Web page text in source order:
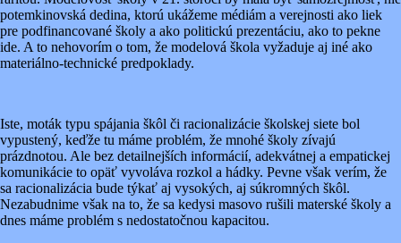
potemkinovská dedina, ktorú ukážeme médiám a verejnosti ako liek
pre podfinancované školy a ako politickú prezentáciu, ako to pekne
ide. A to nehovorím o tom, že modelová škola vyžaduje aj iné ako
materiálno-technické predpoklady.
Iste, moták typu spájania škôl či racionalizácie školskej siete bol
vypustený, keďže tu máme problém, že mnohé školy zívajú
prázdnotou. Ale bez detailnejších informácií, adekvátnej a empatickej
komunikácie to opäť vyvoláva rozkol a hádky. Pevne však verím, že
sa racionalizácia bude týkať aj vysokých, aj súkromných škôl.
Nezabudnime však na to, že sa kedysi masovo rušili materské školy a
dnes máme problém s nedostatočnou kapacitou.